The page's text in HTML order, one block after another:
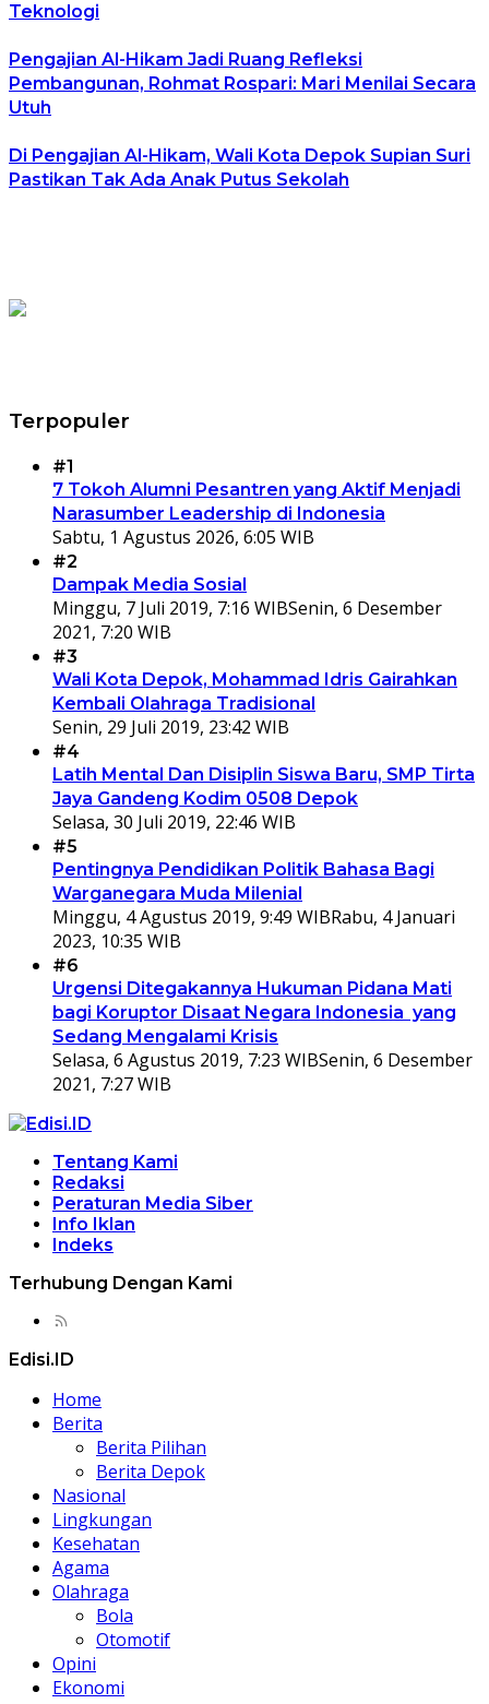
Teknologi
Pengajian Al-Hikam Jadi Ruang Refleksi
Pembangunan, Rohmat Rospari: Mari Menilai Secara
Utuh
Di Pengajian Al-Hikam, Wali Kota Depok Supian Suri
Pastikan Tak Ada Anak Putus Sekolah
Terpopuler
#1
7 Tokoh Alumni Pesantren yang Aktif Menjadi
Narasumber Leadership di Indonesia
Sabtu, 1 Agustus 2026, 6:05 WIB
#2
Dampak Media Sosial
Minggu, 7 Juli 2019, 7:16 WIBSenin, 6 Desember
2021, 7:20 WIB
#3
Wali Kota Depok, Mohammad Idris Gairahkan
Kembali Olahraga Tradisional
Senin, 29 Juli 2019, 23:42 WIB
#4
Latih Mental Dan Disiplin Siswa Baru, SMP Tirta
Jaya Gandeng Kodim 0508 Depok
Selasa, 30 Juli 2019, 22:46 WIB
#5
Pentingnya Pendidikan Politik Bahasa Bagi
Warganegara Muda Milenial
Minggu, 4 Agustus 2019, 9:49 WIBRabu, 4 Januari
2023, 10:35 WIB
#6
Urgensi Ditegakannya Hukuman Pidana Mati
bagi Koruptor Disaat Negara Indonesia yang
Sedang Mengalami Krisis
Selasa, 6 Agustus 2019, 7:23 WIBSenin, 6 Desember
2021, 7:27 WIB
Tentang Kami
Redaksi
Peraturan Media Siber
Info Iklan
Indeks
Terhubung Dengan Kami
Edisi.ID
Home
Berita
Berita Pilihan
Berita Depok
Nasional
Lingkungan
Kesehatan
Agama
Olahraga
Bola
Otomotif
Opini
Ekonomi